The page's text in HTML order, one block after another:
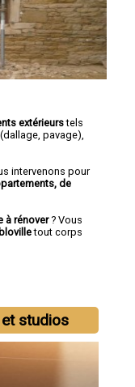
extérieurstels
(dallage, pavage),
intervenons pour
de
à rénover? Vous
tout corps
et studios